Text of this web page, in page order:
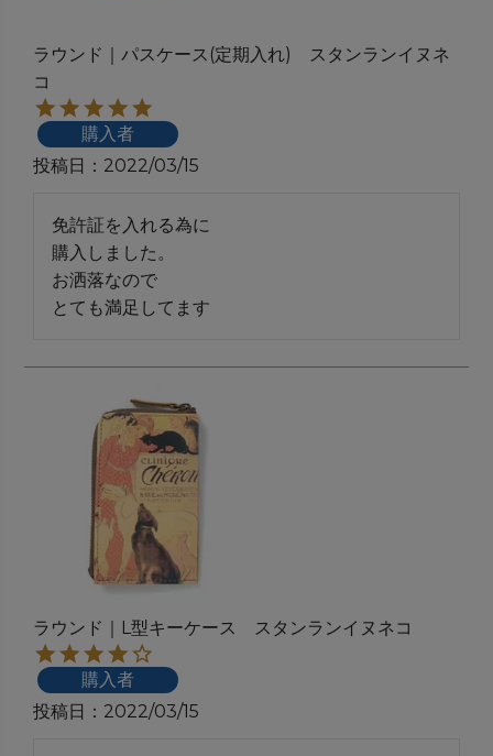
ラウンド｜パスケース(定期入れ) スタンランイヌネ
コ
購入者
投稿日
2022/03/15
免許証を入れる為に
購入しました。
お洒落なので
とても満足してます
ラウンド｜L型キーケース スタンランイヌネコ
購入者
投稿日
2022/03/15